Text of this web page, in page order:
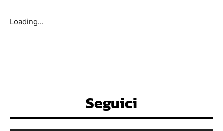
Loading...
Seguici